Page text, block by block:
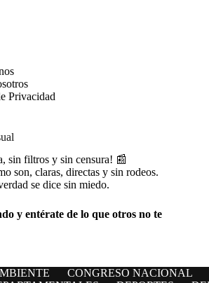
Privacidad
sin filtros y sin censura! 📰
son, claras, directas y sin rodeos.
se dice sin miedo.
y entérate de lo que otros no te
CONGRESO NACIONAL